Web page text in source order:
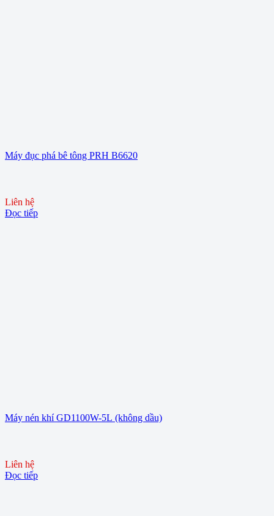
Máy đục phá bê tông PRH B6620
Liên hệ
Đọc tiếp
Máy nén khí GD1100W-5L (không dầu)
Liên hệ
Đọc tiếp